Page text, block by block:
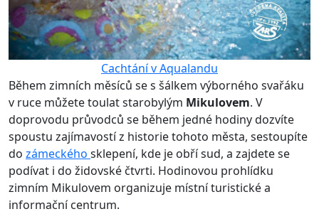
Cachtání v Aqualandu
Během zimních měsíců se s šálkem výborného svařáku
v ruce můžete toulat starobylým Mikulovem. V
doprovodu průvodců se během jedné hodiny dozvíte
spoustu zajímavostí z historie tohoto města, sestoupíte
do zámeckého sklepení, kde je obří sud, a zajdete se
podívat i do židovské čtvrti. Hodinovou prohlídku
zimním Mikulovem organizuje místní turistické a
informační centrum.